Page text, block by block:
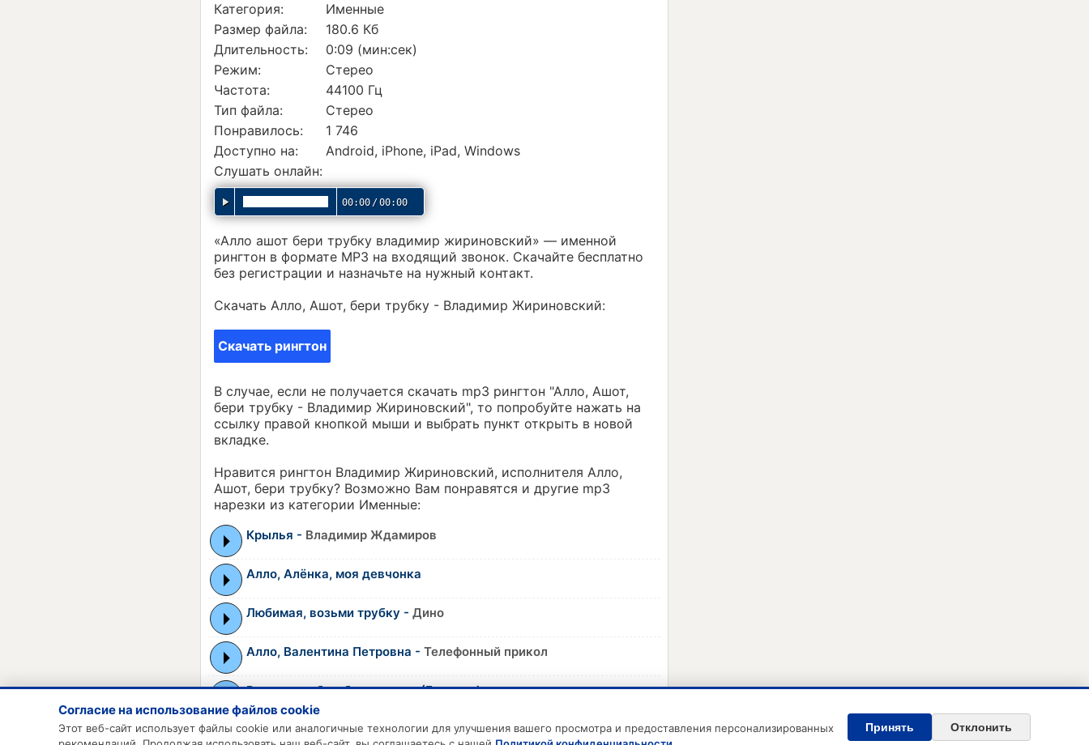
Категория:
Именные
Размер файла:
180.6 Кб
Длительность:
0:09 (мин:сек)
Режим:
Стерео
Частота:
44100 Гц
Тип файла:
Стерео
Понравилось:
1 746
Доступно на:
Android, iPhone, iPad, Windows
Слушать онлайн:
00:00 /00:00
«Алло ашот бери трубку владимир жириновский» — именной
рингтон в формате MP3 на входящий звонок. Скачайте бесплатно
без регистрации и назначьте на нужный контакт.
Скачать Алло, Ашот, бери трубку - Владимир Жириновский:
Скачать рингтон
В случае, если не получается скачать mp3 рингтон "Алло, Ашот,
бери трубку - Владимир Жириновский", то попробуйте нажать на
ссылку правой кнопкой мыши и выбрать пункт открыть в новой
вкладке.
Нравится рингтон Владимир Жириновский, исполнителя Алло,
Ашот, бери трубку? Возможно Вам понравятся и другие mp3
нарезки из категории Именные:
Крылья - Владимир Ждамиров
Алло, Алёнка, моя девчонка
Любимая, возьми трубку - Дино
Алло, Валентина Петровна - Телефонный прикол
Возьми трубку, брат звонит (Бригада)
Согласие на использование файлов cookie
Этот веб-сайт использует файлы cookie или аналогичные технологии для улучшения вашего просмотра и предоставления персонализированных
Принять Отклонить